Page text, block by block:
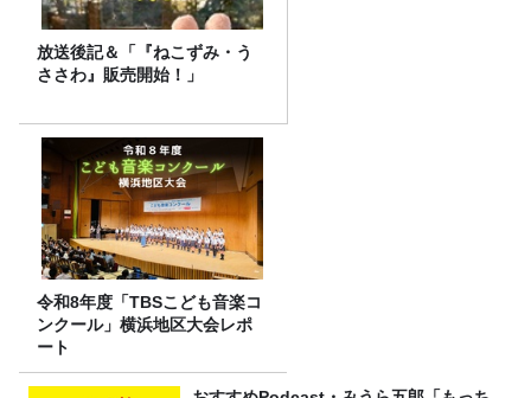
放送後記＆「『ねこずみ・う
ささわ』販売開始！」
令和8年度「TBSこども音楽コ
ンクール」横浜地区大会レポ
ート